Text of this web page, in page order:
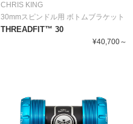
CHRIS KING
30mmスピンドル用 ボトムブラケット
THREADFIT™ 30
¥40,700～